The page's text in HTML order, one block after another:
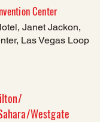
Center
Janet Jackon,
Las Vegas Loop
Westgate